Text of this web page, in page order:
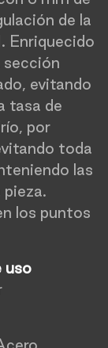
de la
Enriquecido
sección
evitando
tasa de
por
toda
las
los puntos
uso